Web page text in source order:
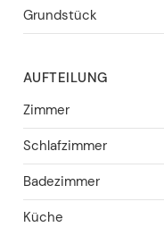
Grundstück
AUFTEILUNG
Zimmer
Schlafzimmer
Badezimmer
Küche